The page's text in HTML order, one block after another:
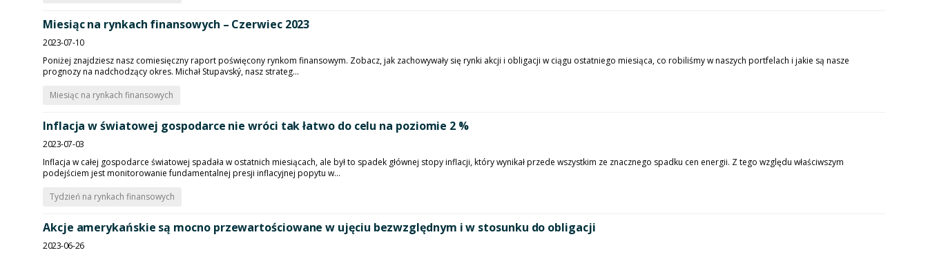
Miesiąc na rynkach finansowych – Czerwiec 2023
2023-07-10
Poniżej znajdziesz nasz comiesięczny raport poświęcony rynkom finansowym. Zobacz, jak zachowywały się rynki akcji i obligacji w ciągu ostatniego miesiąca, co robiliśmy w naszych portfelach i jakie są nasze
prognozy na nadchodzący okres. Michał Stupavský, nasz strateg...
Miesiąc na rynkach finansowych
Inflacja w światowej gospodarce nie wróci tak łatwo do celu na poziomie 2 %
2023-07-03
Inflacja w całej gospodarce światowej spadała w ostatnich miesiącach, ale był to spadek głównej stopy inflacji, który wynikał przede wszystkim ze znacznego spadku cen energii. Z tego względu właściwszym
podejściem jest monitorowanie fundamentalnej presji inflacyjnej popytu w...
Tydzień na rynkach finansowych
Akcje amerykańskie są mocno przewartościowane w ujęciu bezwzględnym i w stosunku do obligacji
2023-06-26